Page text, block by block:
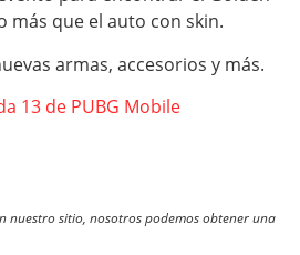
más que el auto con skin.
armas, accesorios y más.
13 de PUBG Mobile
nuestro sitio, nosotros podemos obtener una